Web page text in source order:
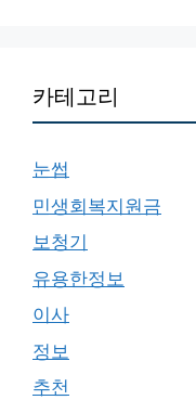
카테고리
눈썹
민생회복지원금
보청기
유용한정보
이사
정보
추천